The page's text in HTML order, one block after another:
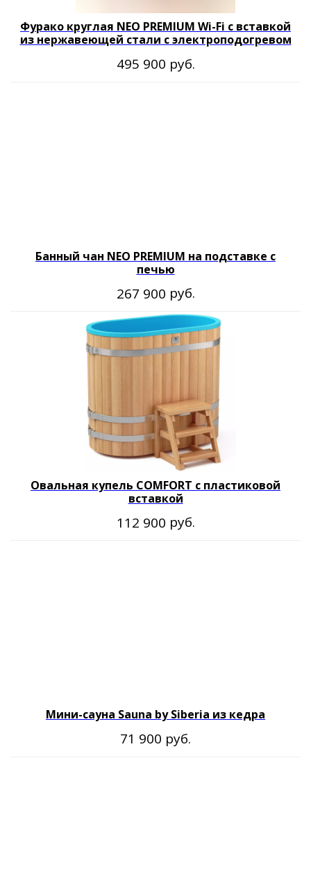
Фурако круглая NEO PREMIUM Wi-Fi с вставкой
из нержавеющей стали с электроподогревом
495 900 руб.
Банный чан NEO PREMIUM на подставке с
печью
267 900 руб.
Овальная купель COMFORT с пластиковой
вставкой
112 900 руб.
Мини-сауна Sauna by Siberia из кедра
71 900 руб.
Согласие на обработку персональных данных
Политика обработки персональных данных